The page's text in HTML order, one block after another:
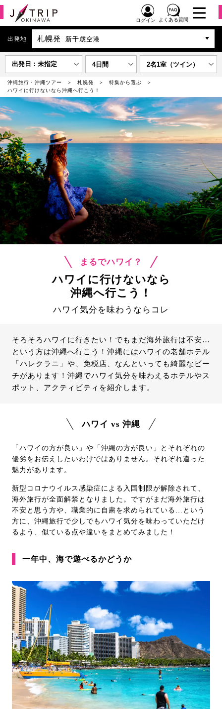
ログイン よくある質問
出発地 札幌発 新千歳空港
出発日：未指定 4日間 2名1室（ツイン）
沖縄旅行・沖縄ツアー 札幌発
特集から選ぶ
ハワイに行けないなら沖縄へ行こう！
まるでハワイ？
ハワイに行けないなら
沖縄へ行こう！
ハワイ気分を味わうならコレ
そろそろハワイに行きたい！でもまだ海外旅行は不安…
という方は沖縄へ行こう！沖縄にはハワイの老舗ホテル
「ハレクラニ」や、免税店、なんといっても綺麗なビー
チがあります！沖縄でハワイ気分を味わえるホテルやス
ポット、アクティビティを紹介します。
ハワイ vs 沖縄
「ハワイの方が良い」や「沖縄の方が良い」とそれぞれの
優劣をお伝えしたいわけではありません。それぞれ違った
魅力があります。
新型コロナウイルス感染症による入国制限が解除されて、
海外旅行が全面解禁となりました。ですがまだ海外旅行は
不安と思う方や、職業的に自粛を求められている…という
方に、沖縄旅行で少しでもハワイ気分を味わっていただけ
るよう、似ている点や違いをまとめてみました！
一年中、海で遊べるかどうか